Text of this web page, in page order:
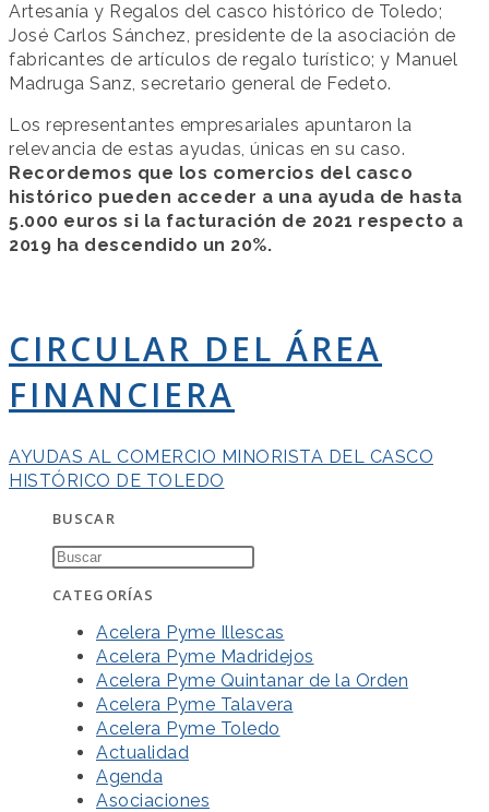
Artesanía y Regalos del casco histórico de Toledo;
José Carlos Sánchez, presidente de la asociación de
fabricantes de artículos de regalo turístico; y Manuel
Madruga Sanz, secretario general de Fedeto.
Los representantes empresariales apuntaron la
relevancia de estas ayudas, únicas en su caso.
Recordemos que los comercios del casco
histórico pueden acceder a una ayuda de hasta
5.000 euros si la facturación de 2021 respecto a
2019 ha descendido un 20%.
CIRCULAR DEL ÁREA
FINANCIERA
AYUDAS AL COMERCIO MINORISTA DEL CASCO
HISTÓRICO DE TOLEDO
BUSCAR
CATEGORÍAS
Acelera Pyme Illescas
Acelera Pyme Madridejos
Acelera Pyme Quintanar de la Orden
Acelera Pyme Talavera
Acelera Pyme Toledo
Actualidad
Agenda
Asociaciones